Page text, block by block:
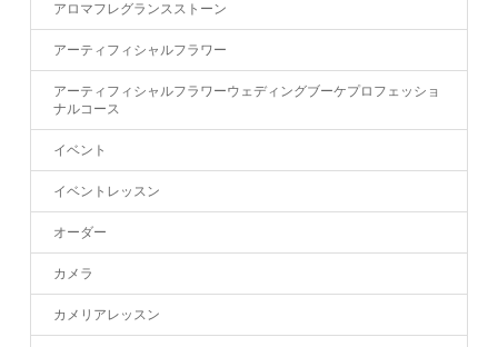
アロマフレグランスストーン
アーティフィシャルフラワー
アーティフィシャルフラワーウェディングブーケプロフェッショ
ナルコース
イベント
イベントレッスン
オーダー
カメラ
カメリアレッスン